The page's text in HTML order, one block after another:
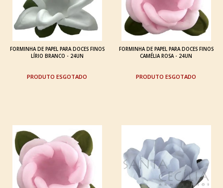
FORMINHA DE PAPEL PARA DOCES FINOS
LÍRIO BRANCO - 24UN
ESGOTADO
FORMINHA DE PAPEL PARA DOCES FINOS
CAMÉLIA ROSA - 24UN
ESGOTADO